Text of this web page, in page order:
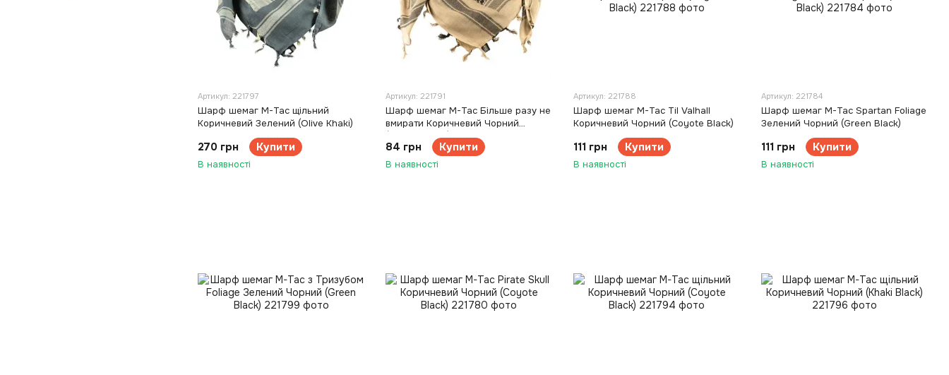
Артикул: 221797
Шарф шемаг M-Tac щільний
Коричневий Зелений (Olive Khaki)
270 грн Купити
В наявності
Артикул: 221791
Шарф шемаг M-Tac Більше разу не
вмирати Коричневий Чорний
(Coyote Black)
84 грн Купити
В наявності
Артикул: 221788
Шарф шемаг M-Tac Til Valhall
Коричневий Чорний (Coyote Black)
111 грн Купити
В наявності
Артикул: 221784
Шарф шемаг M-Tac Spartan Foliage
Зелений Чорний (Green Black)
111 грн Купити
В наявності